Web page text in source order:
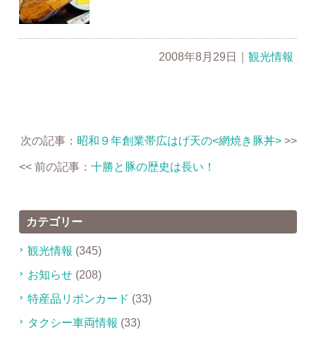
2008年8月29日 ｜観光情報
次の記事： 昭和９年創業帯広はげ天の<網焼き豚丼> >>
<< 前の記事： 十勝と豚の歴史は長い！
カテゴリー
観光情報 (345)
お知らせ(208)
特産品リボンカード (33)
タクシー車両情報 (33)